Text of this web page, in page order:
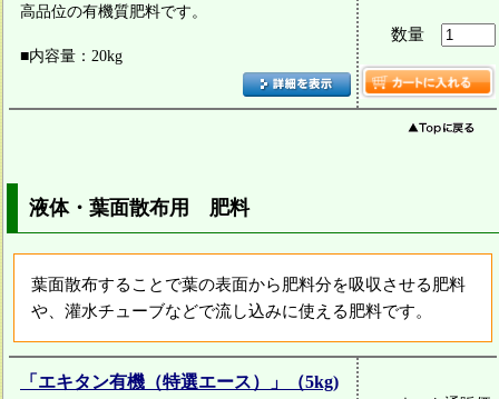
高品位の有機質肥料です。
■内容量：20kg
数量
液体・葉面散布用 肥料
葉面散布することで葉の表面から肥料分を吸収させる肥料
や、灌水チューブなどで流し込みに使える肥料です。
「エキタン有機（特選エース）」（5kg)